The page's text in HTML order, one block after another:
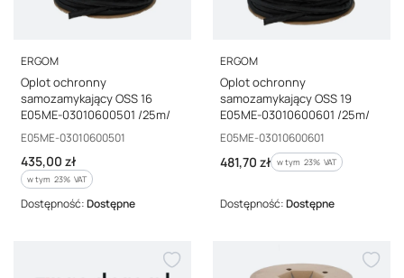
PRODUCENT
ERGOM
Oplot ochronny
samozamykający OSS 16
E05ME-03010600501 /25m/
Kod producenta
E05ME-03010600501
Cena brutto
435,00 zł
w tym %s VAT
w tym 23% VAT
Dostępność:Dostępne
PRODUCENT
ERGOM
Oplot ochronny
samozamykający OSS 19
E05ME-03010600601 /25m/
Kod producenta
E05ME-03010600601
Cena brutto
481,70 zł w tym %s VAT
w tym 23% VAT
Dostępność:Dostępne